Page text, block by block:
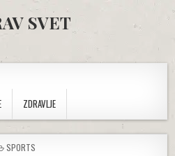
SVET
ZDRAVLJE
POSTED IN
SPORTS